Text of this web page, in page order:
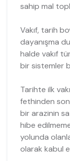
sahip mal
Vakıf, tarih
dayanışma
halde vakıf
bir sistemler
Tarihte ilk
fethinden
bir arazinin
hibe
yolunda
olarak kabul